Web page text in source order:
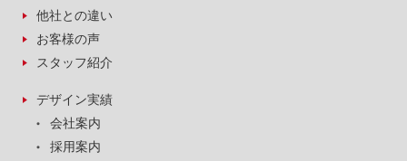
他社との違い
お客様の声
スタッフ紹介
デザイン実績
会社案内
採用案内